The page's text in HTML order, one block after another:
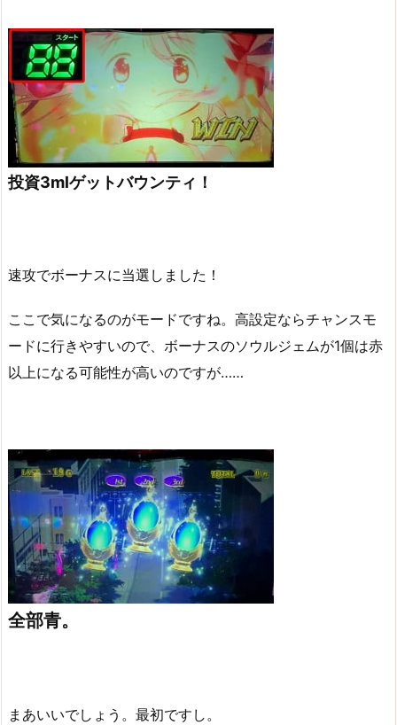
投資3mlゲットバウンティ！
速攻でボーナスに当選しました！
ここで気になるのがモードですね。高設定ならチャンスモ
ードに行きやすいので、ボーナスのソウルジェムが1個は赤
以上になる可能性が高いのですが……
全部青。
まあいいでしょう。最初ですし。